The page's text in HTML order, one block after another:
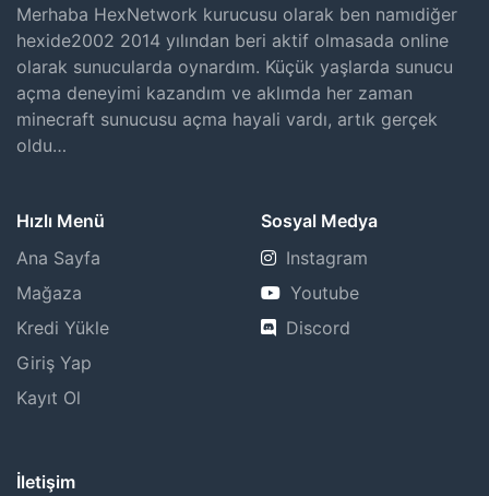
Merhaba HexNetwork kurucusu olarak ben namıdiğer
hexide2002 2014 yılından beri aktif olmasada online
olarak sunucularda oynardım. Küçük yaşlarda sunucu
açma deneyimi kazandım ve aklımda her zaman
minecraft sunucusu açma hayali vardı, artık gerçek
oldu…
Hızlı Menü
Ana Sayfa
Mağaza
Kredi Yükle
Giriş Yap
Kayıt Ol
Sosyal Medya
Instagram
Youtube
Discord
İletişim